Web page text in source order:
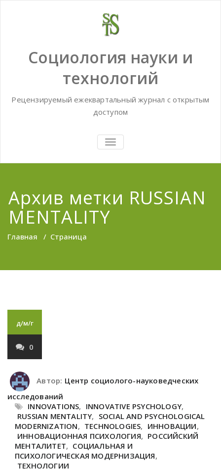
Социология науки и
технологий
Рецензируемый ежеквартальный журнал с открытым
доступом
TOGGLE
NAVIGATION
Архив метки RUSSIAN
MENTALITY
Главная / Страница
д/м/г
0
Автор: Центр социолого-науковедческих
исследований
INNOVATIONS, INNOVATIVE PSYCHOLOGY,
RUSSIAN MENTALITY, SOCIAL AND PSYCHOLOGICAL
MODERNIZATION, TECHNOLOGIES, ИННОВАЦИИ,
ИННОВАЦИОННАЯ ПСИХОЛОГИЯ, РОССИЙСКИЙ
МЕНТАЛИТЕТ, СОЦИАЛЬНАЯ И
ПСИХОЛОГИЧЕСКАЯ МОДЕРНИЗАЦИЯ,
ТЕХНОЛОГИИ